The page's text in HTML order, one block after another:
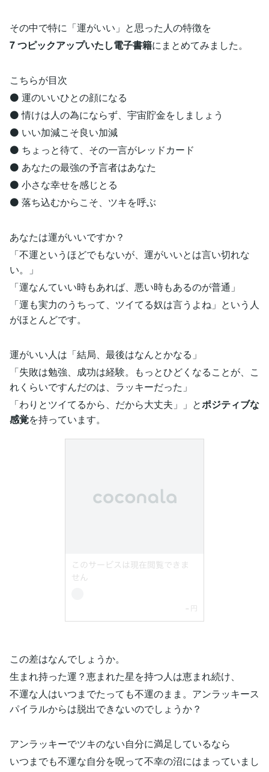
その中で特に「運がいい」と思った人の特徴を
7 つピックアップいたし電子書籍にまとめてみました。
こちらが目次
⚫ 運のいいひとの顔になる
⚫ 情けは人の為にならず、宇宙貯金をしましょう
⚫ いい加減こそ良い加減
⚫ ちょっと待て、その一言がレッドカード
⚫ あなたの最強の予言者はあなた
⚫ 小さな幸せを感じとる
⚫ 落ち込むからこそ、ツキを呼ぶ
あなたは運がいいですか？
「不運というほどでもないが、運がいいとは言い切れな
い。」
「運なんていい時もあれば、悪い時もあるのが普通」
「運も実力のうちって、ツイてる奴は言うよね」という人
がほとんどです。
運がいい人は「結局、最後はなんとかなる」
「失敗は勉強、成功は経験。もっとひどくなることが、こ
れくらいですんだのは、ラッキーだった」
「わりとツイてるから、だから大丈夫」」とポジティブな
感覚を持っています。
この差はなんでしょうか。
生まれ持った運？恵まれた星を持つ人は恵まれ続け、
不運な人はいつまでたっても不運のまま。アンラッキース
パイラルからは脱出できないのでしょうか？
アンラッキーでツキのない自分に満足しているなら
いつまでも不運な自分を呪って不幸の沼にはまっていまし